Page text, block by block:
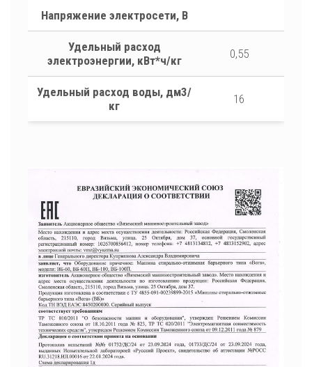
Напряжение электросети, В
Удельный расход
электроэнергии, кВт*ч/кг
0,55
Удельный расход воды, дм3/
кг
16